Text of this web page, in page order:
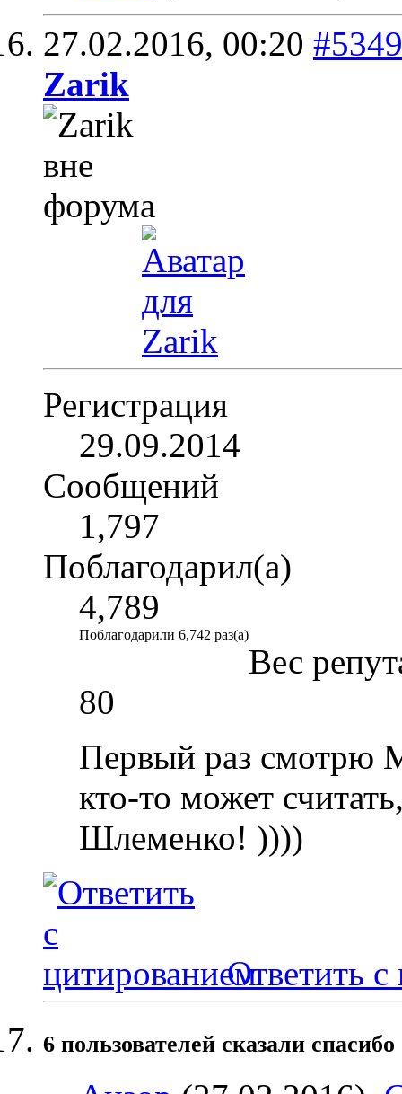
27.02.2016, 00:20 #5349
Zarik
Регистрация
29.09.2014
Сообщений
1,797
Поблагодарил(а)
4,789
Поблагодарили 6,742 раз(а)
Вес
80
Первый раз смотрю
кто-то может
Шлеменко! ))))
Ответить с
6 пользователей сказали